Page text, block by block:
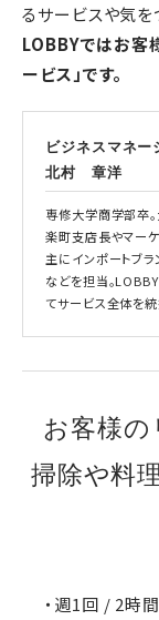
るサービスや気を
LOBBYではお客
ービス」です。
ビジネスマネー
北村 章洋
専修大学商学部卒
楽町支店長やマー
主にインポートブ
などを担当。
てサービス全体を統
お客様の
掃除や料
・週1回 / 2時